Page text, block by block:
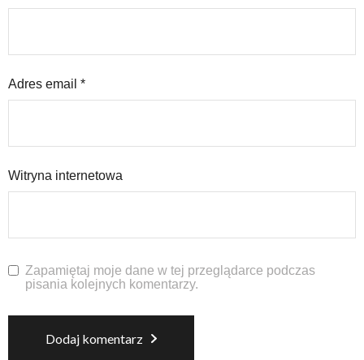
Adres email *
Witryna internetowa
Zapamiętaj moje dane w tej przeglądarce podczas
pisania kolejnych komentarzy.
Dodaj komentarz